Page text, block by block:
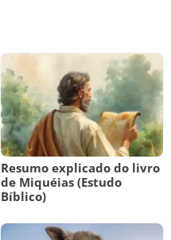
Resumo explicado do livro
de Miquéias (Estudo
Bíblico)